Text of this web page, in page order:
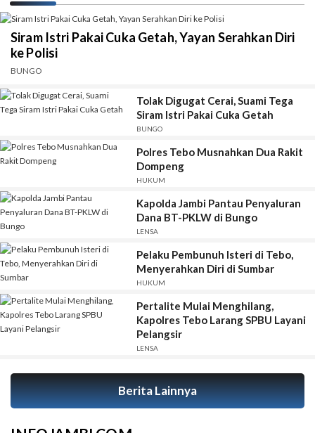
Siram Istri Pakai Cuka Getah, Yayan Serahkan Diri
ke Polisi
BUNGO
Tolak Digugat Cerai, Suami Tega
Siram Istri Pakai Cuka Getah
BUNGO
Polres Tebo Musnahkan Dua Rakit
Dompeng
HUKUM
Kapolda Jambi Pantau Penyaluran
Dana BT-PKLW di Bungo
LENSA
Pelaku Pembunuh Isteri di Tebo,
Menyerahkan Diri di Sumbar
HUKUM
Pertalite Mulai Menghilang,
Kapolres Tebo Larang SPBU Layani
Pelangsir
LENSA
Berita Lainnya